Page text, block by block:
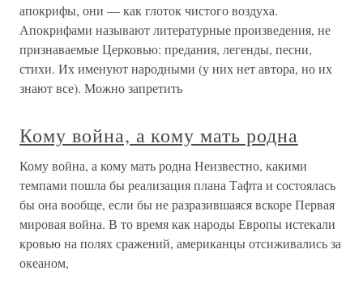
апокрифы, они — как глоток чистого воздуха.
Апокрифами называют литературные произведения, не
признаваемые Церковью: предания, легенды, песни,
стихи. Их именуют народными (у них нет автора, но их
знают все). Можно запретить
Кому война, а кому мать родна
Кому война, а кому мать родна Неизвестно, какими
темпами пошла бы реализация плана Тафта и состоялась
бы она вообще, если бы не разразившаяся вскоре Первая
мировая война. В то время как народы Европы истекали
кровью на полях сражений, американцы отсиживались за
океаном,